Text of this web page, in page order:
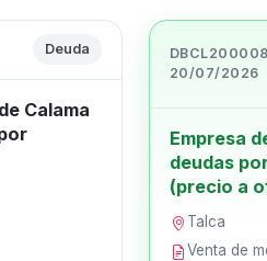
Deuda
Calama
DBCL200008
20/07/2026
Empresa
deudas
(precio a
Talca
Venta de